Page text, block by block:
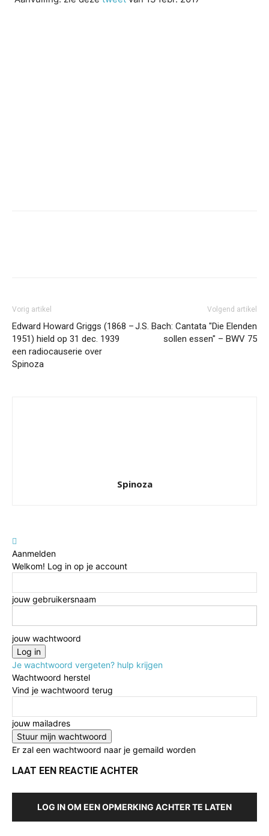
Vorig artikel
Edward Howard Griggs (1868 –
1951) hield op 31 dec. 1939
een radiocauserie over
Spinoza
Volgend artikel
J.S. Bach: Cantata "Die Elenden
sollen essen" – BWV 75
Spinoza
Aanmelden
Welkom! Log in op je account
jouw gebruikersnaam
jouw wachtwoord
Je wachtwoord vergeten? hulp krijgen
Wachtwoord herstel
Vind je wachtwoord terug
jouw mailadres
Er zal een wachtwoord naar je gemaild worden
LAAT EEN REACTIE ACHTER
LOG IN OM EEN OPMERKING ACHTER TE LATEN